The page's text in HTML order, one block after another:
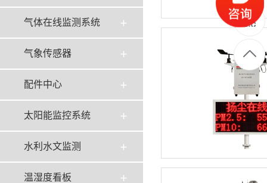
气体在线监测系统
气象传感器
配件中心
太阳能监控系统
水利水文监测
温湿度看板